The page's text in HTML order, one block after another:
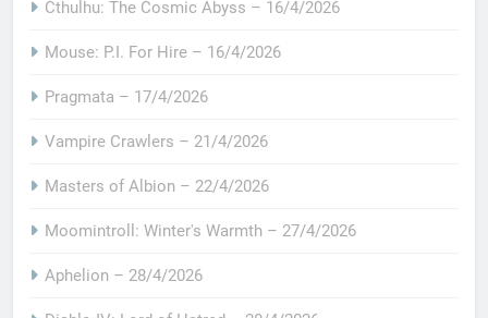
Cthulhu: The Cosmic Abyss – 16/4/2026
Mouse: P.I. For Hire – 16/4/2026
Pragmata – 17/4/2026
Vampire Crawlers – 21/4/2026
Masters of Albion – 22/4/2026
Moomintroll: Winter's Warmth – 27/4/2026
Aphelion – 28/4/2026